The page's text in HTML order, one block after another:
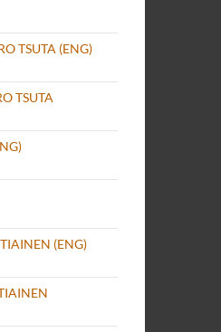
TSUTA (ENG)
TSUTA
(ENG)